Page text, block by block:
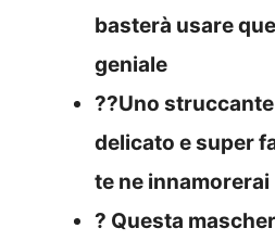
basterà usare
geniale
??Uno
delicato e super
te ne innamorerai
? Questa